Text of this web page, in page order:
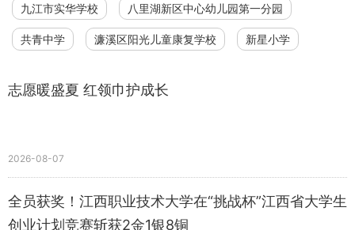
九江市实华学校 八里湖新区中心幼儿园第一分园
共青中学 濂溪区阳光儿童康复学校 新星小学
志愿暖盛夏 红领巾护成长
2026-08-07
全员获奖！江西职业技术大学在“挑战杯”江西省大学生
创业计划竞赛斩获2金1银8铜